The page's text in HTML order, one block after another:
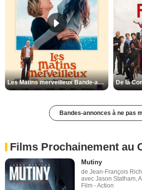
Les Matins merveilleux Bande-annonce VF
Bandes-annonces à ne pas
Films Prochainement au
Mutiny
de Jean-François
avec Jason Statham,
Film - Action